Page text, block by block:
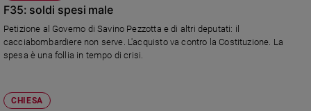
F35: soldi spesi male
Petizione al Governo di Savino Pezzotta e di altri deputati: il
cacciabombardiere non serve. L'acquisto va contro la Costituzione. La
spesa è una follia in tempo di crisi.
CHIESA